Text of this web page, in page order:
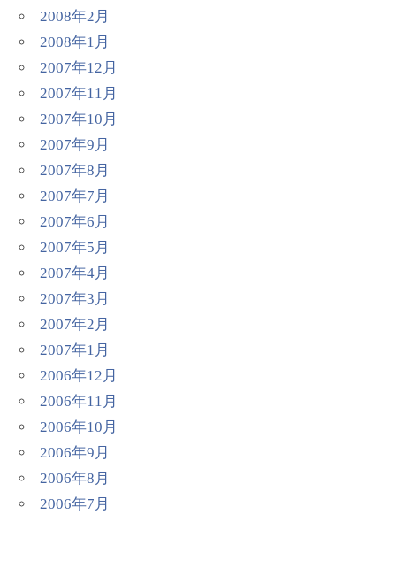
2008年2月
2008年1月
2007年12月
2007年11月
2007年10月
2007年9月
2007年8月
2007年7月
2007年6月
2007年5月
2007年4月
2007年3月
2007年2月
2007年1月
2006年12月
2006年11月
2006年10月
2006年9月
2006年8月
2006年7月